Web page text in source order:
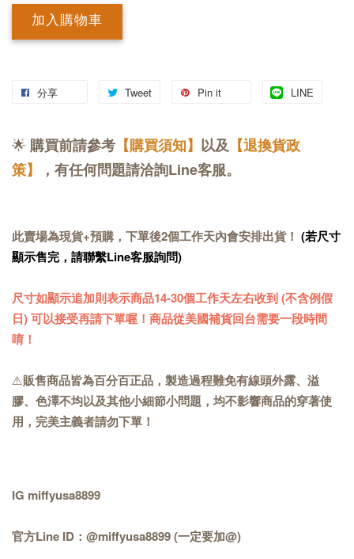
加入購物車
分享 Tweet Pin it LINE
🌟 購買前請參考 【購買須知】 以及 【退換貨政
策】
，有任何問題請洽詢Line客服。
此賣場為現貨+預購，下單後2個工作天內會安排出貨！ (若尺寸
顯示售完，請聯繫Line客服詢問)
尺寸如顯示追加則表示商品14-30個工作天左右收到 (不含例假
日) 可以接受再請下單喔！商品從美國補貨回台需要一段時間
唷！
⚠️販售商品皆為百分百正品，製造過程難免有線頭外露、溢
膠、色澤不均以及其他小細節小問題，均不影響商品的穿著使
用，完美主義者請勿下單！
IG miffyusa8899
官方Line ID：@miffyusa8899 (一定要加@)